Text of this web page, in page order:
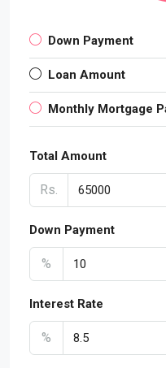
Down Payment
Loan Amount
Monthly Mortgage
Total Amount
Rs.
Down Payment
%
Interest Rate
%